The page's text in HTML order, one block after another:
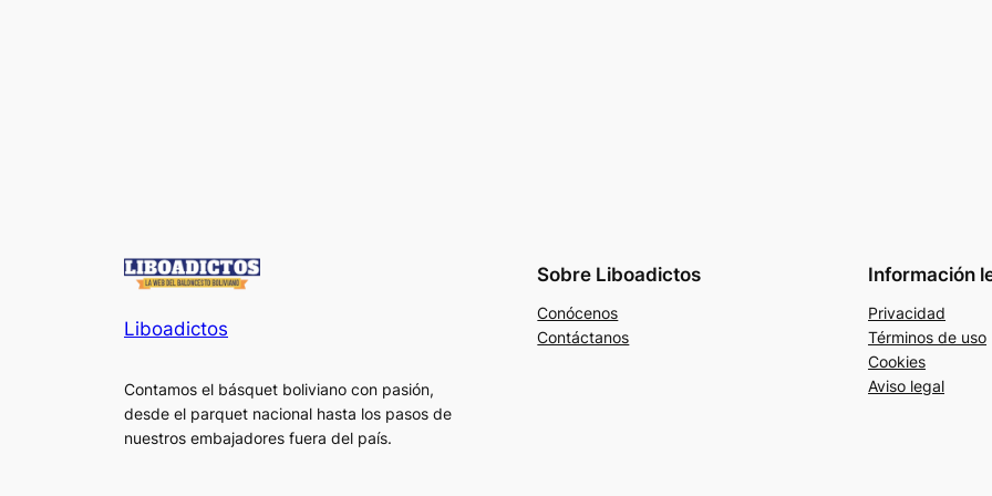
Liboadictos
Contamos el básquet boliviano con pasión,
desde el parquet nacional hasta los pasos de
nuestros embajadores fuera del país.
Sobre Liboadictos
Conócenos
Contáctanos
Información
Privacidad
Términos de uso
Cookies
Aviso legal